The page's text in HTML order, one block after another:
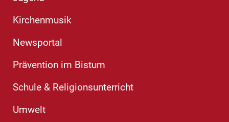
Kirchenmusik
Newsportal
Prävention im Bistum
Schule & Religionsunterricht
Umwelt